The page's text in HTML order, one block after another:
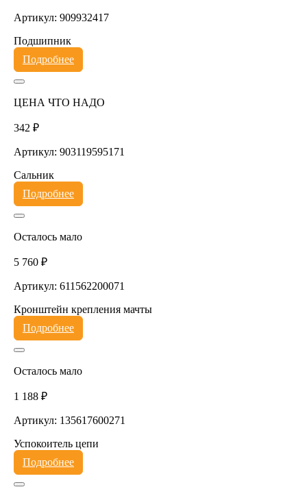
Артикул: 909932417
Подшипник
Подробнее
ЦЕНА ЧТО НАДО
342 ₽
Артикул: 903119595171
Сальник
Подробнее
Осталось мало
5 760 ₽
Артикул: 611562200071
Кронштейн крепления мачты
Подробнее
Осталось мало
1 188 ₽
Артикул: 135617600271
Успокоитель цепи
Подробнее